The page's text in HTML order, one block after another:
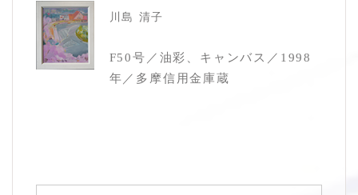
川島 清子
F50号／油彩、キャンバス／1998
年／多摩信用金庫蔵